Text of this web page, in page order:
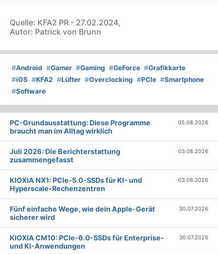
Quelle: KFA2 PR - 27.02.2024,
Autor: Patrick von Brunn
#Android #Gamer #Gaming #GeForce #Grafikkarte
#iOS #KFA2 #Lüfter #Overclocking #PCIe #Smartphone
#Software
PC-Grundausstattung: Diese Programme
braucht man im Alltag wirklich
05.08.2026
Juli 2026: Die Bericht­erstattung
zusammengefasst
03.08.2026
KIOXIA NX1: PCIe-5.0-SSDs für KI- und
Hyperscale-Rechenzentren
03.08.2026
Fünf einfache Wege, wie dein Apple-Gerät
sicherer wird
30.07.2026
KIOXIA CM10: PCIe-6.0-SSDs für Enterprise-
und KI-Anwendungen
30.07.2026